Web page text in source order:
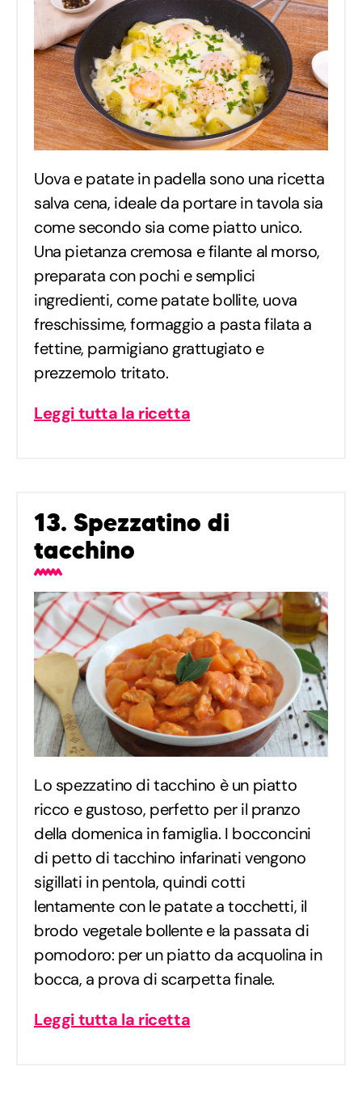
Uova e patate in padella sono una ricetta
salva cena, ideale da portare in tavola sia
come secondo sia come piatto unico.
Una pietanza cremosa e filante al morso,
preparata con pochi e semplici
ingredienti, come patate bollite, uova
freschissime, formaggio a pasta filata a
fettine, parmigiano grattugiato e
prezzemolo tritato.
Leggi tutta la ricetta
13. Spezzatino di
tacchino
Lo spezzatino di tacchino è un piatto
ricco e gustoso, perfetto per il pranzo
della domenica in famiglia. I bocconcini
di petto di tacchino infarinati vengono
sigillati in pentola, quindi cotti
lentamente con le patate a tocchetti, il
brodo vegetale bollente e la passata di
pomodoro: per un piatto da acquolina in
bocca, a prova di scarpetta finale.
Leggi tutta la ricetta